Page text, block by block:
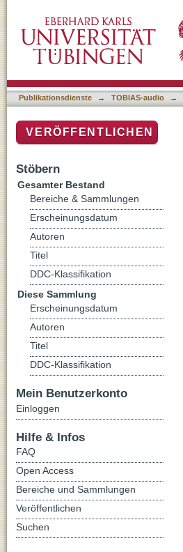
Publikationsdienste → TOBIAS-audio →
VERÖFFENTLICHEN
Stöbern
Gesamter Bestand
Bereiche & Sammlungen
Erscheinungsdatum
Autoren
Titel
DDC-Klassifikation
Diese Sammlung
Erscheinungsdatum
Autoren
Titel
DDC-Klassifikation
Mein Benutzerkonto
Einloggen
Hilfe & Infos
FAQ
Open Access
Bereiche und Sammlungen
Veröffentlichen
Suchen